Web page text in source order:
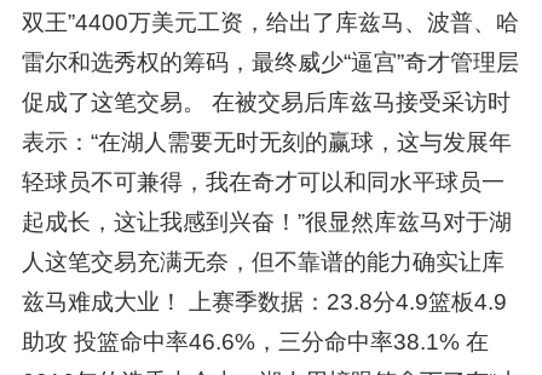
双王”4400万美元工资，给出了库兹马、波普、哈
雷尔和选秀权的筹码，最终威少“逼宫”奇才管理层
促成了这笔交易。 在被交易后库兹马接受采访时
表示：“在湖人需要无时无刻的赢球，这与发展年
轻球员不可兼得，我在奇才可以和同水平球员一
起成长，这让我感到兴奋！”很显然库兹马对于湖
人这笔交易充满无奈，但不靠谱的能力确实让库
兹马难成大业！ 上赛季数据：23.8分4.9篮板4.9
助攻 投篮命中率46.6%，三分命中率38.1% 在